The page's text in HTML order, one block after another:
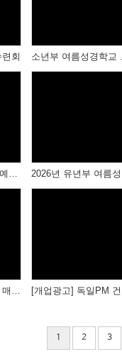
회 소
☆ 2026.07.19 3부 예배 (상반기 장학금수여식 ) ☆
☆ 2026 부흥성회 - 매인 것에서 풀릴 지어다 / 세계로 금란교회 주성민 목사 - ☆
1 2 3